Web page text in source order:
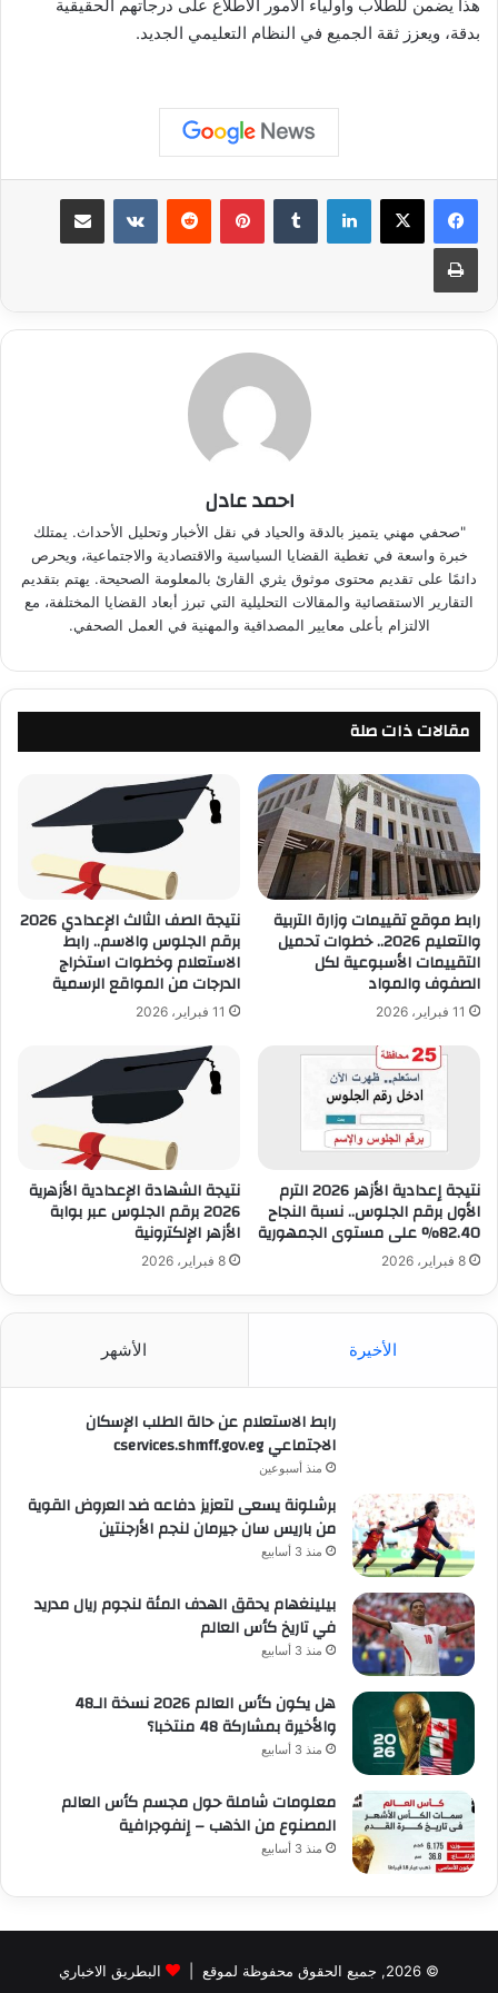
هذا يضمن للطلاب وأولياء الأمور الاطلاع على درجاتهم الحقيقية
بدقة، ويعزز ثقة الجميع في النظام التعليمي الجديد.
لينكدإن بينتيريست مشاركة عبر البريد
طباعة
احمد عادل
"صحفي مهني يتميز بالدقة والحياد في نقل الأخبار وتحليل الأحداث. يمتلك
خبرة واسعة في تغطية القضايا السياسية والاقتصادية والاجتماعية، ويحرص
دائمًا على تقديم محتوى موثوق يثري القارئ بالمعلومة الصحيحة. يهتم بتقديم
التقارير الاستقصائية والمقالات التحليلية التي تبرز أبعاد القضايا المختلفة، مع
الالتزام بأعلى معايير المصداقية والمهنية في العمل الصحفي.
مقالات ذات صلة
رابط موقع تقييمات وزارة التربية
والتعليم 2026.. خطوات تحميل
التقييمات الأسبوعية لكل
الصفوف والمواد
11 فبراير، 2026
نتيجة الصف الثالث الإعدادي 2026
برقم الجلوس والاسم.. رابط
الاستعلام وخطوات استخراج
الدرجات من المواقع الرسمية
11 فبراير، 2026
نتيجة إعدادية الأزهر 2026 الترم
الأول برقم الجلوس.. نسبة النجاح
82.40% على مستوى الجمهورية
8 فبراير، 2026
نتيجة الشهادة الإعدادية الأزهرية
2026 برقم الجلوس عبر بوابة
الأزهر الإلكترونية
8 فبراير، 2026
الأخيرة الأشهر
رابط الاستعلام عن حالة الطلب الإسكان
الاجتماعي cservices.shmff.gov.eg
منذ أسبوعين
برشلونة يسعى لتعزيز دفاعه ضد العروض القوية
من باريس سان جيرمان لنجم الأرجنتين
منذ 3 أسابيع
بيلينغهام يحقق الهدف المئة لنجوم ريال مدريد
في تاريخ كأس العالم
منذ 3 أسابيع
هل يكون كأس العالم 2026 نسخة الـ48
والأخيرة بمشاركة 48 منتخبا؟
منذ 3 أسابيع
معلومات شاملة حول مجسم كأس العالم
المصنوع من الذهب – إنفوجرافية
منذ 3 أسابيع
© 2026, جميع الحقوق محفوظة لموقع | البطريق الاخباري